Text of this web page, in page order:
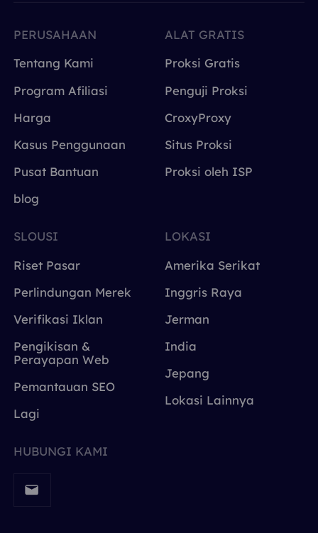
PERUSAHAAN
Tentang Kami
Program Afiliasi
Harga
Kasus Penggunaan
Pusat Bantuan
blog
ALAT GRATIS
Proksi Gratis
Penguji Proksi
CroxyProxy
Situs Proksi
Proksi oleh ISP
SLOUSI
Riset Pasar
Perlindungan Merek
Verifikasi Iklan
Pengikisan &
Perayapan Web
Pemantauan SEO
Lagi
LOKASI
Amerika Serikat
Inggris Raya
Jerman
India
Jepang
Lokasi Lainnya
HUBUNGI KAMI